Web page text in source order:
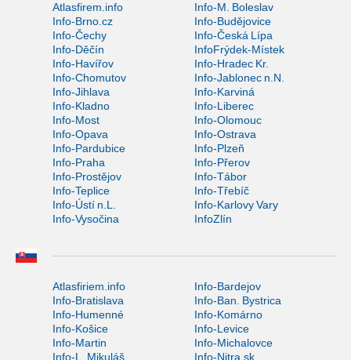
Atlasfirem.info
Info-M. Boleslav
Info-Brno.cz
Info-Budějovice
Info-Čechy
Info-Česká Lípa
Info-Děčín
InfoFrýdek-Místek
Info-Havířov
Info-Hradec Kr.
Info-Chomutov
Info-Jablonec n.N.
Info-Jihlava
Info-Karviná
Info-Kladno
Info-Liberec
Info-Most
Info-Olomouc
Info-Opava
Info-Ostrava
Info-Pardubice
Info-Plzeň
Info-Praha
Info-Přerov
Info-Prostějov
Info-Tábor
Info-Teplice
Info-Třebíč
Info-Ústí n.L.
Info-Karlovy Vary
Info-Vysočina
InfoZlín
Atlasfiriem.info
Info-Bardejov
Info-Bratislava
Info-Ban. Bystrica
Info-Humenné
Info-Komárno
Info-Košice
Info-Levice
Info-Martin
Info-Michalovce
Info-L. Mikuláš
Info-Nitra.sk